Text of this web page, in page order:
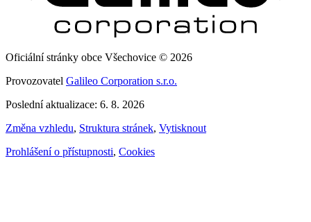
Oficiální stránky obce Všechovice © 2026
Provozovatel Galileo Corporation s.r.o.
Poslední aktualizace: 6. 8. 2026
Změna vzhledu, Struktura stránek, Vytisknout
Prohlášení o přístupnosti, Cookies